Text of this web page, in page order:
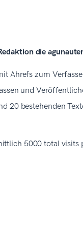
die
Ahrefs zum
und
20 bestehenden
5000 total visits